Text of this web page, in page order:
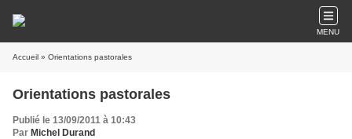
MENU
Accueil » Orientations pastorales
Orientations pastorales
Publié le 13/09/2011 à 10:43
Par Michel Durand